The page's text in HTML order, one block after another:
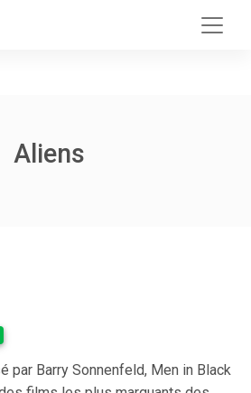
Aliens
par Barry Sonnenfeld, Men in Black